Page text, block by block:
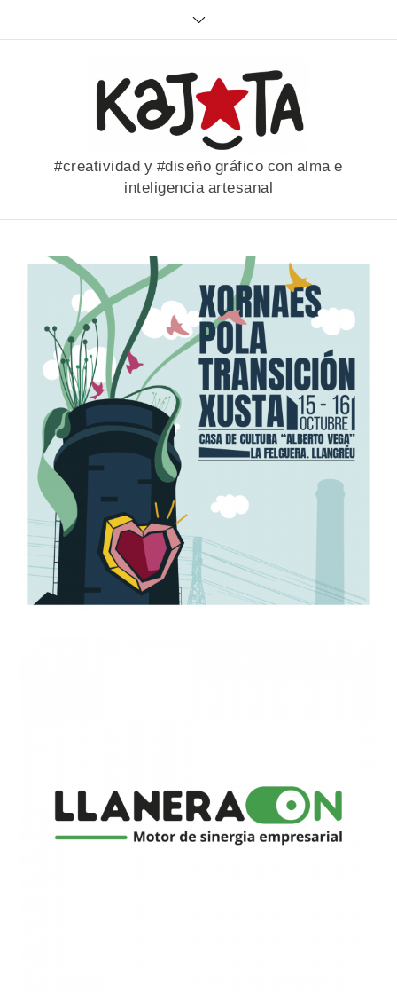
#creatividad y #diseño gráfico con alma e
inteligencia artesanal
Diseño de gráfica para cartel
Diseño de logotipo y
lenguaje visual